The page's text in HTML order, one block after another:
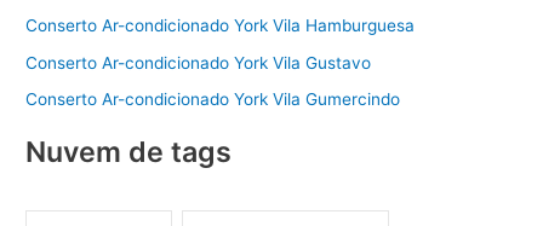
Conserto Ar-condicionado York Vila Hamburguesa
Conserto Ar-condicionado York Vila Gustavo
Conserto Ar-condicionado York Vila Gumercindo
Nuvem de tags